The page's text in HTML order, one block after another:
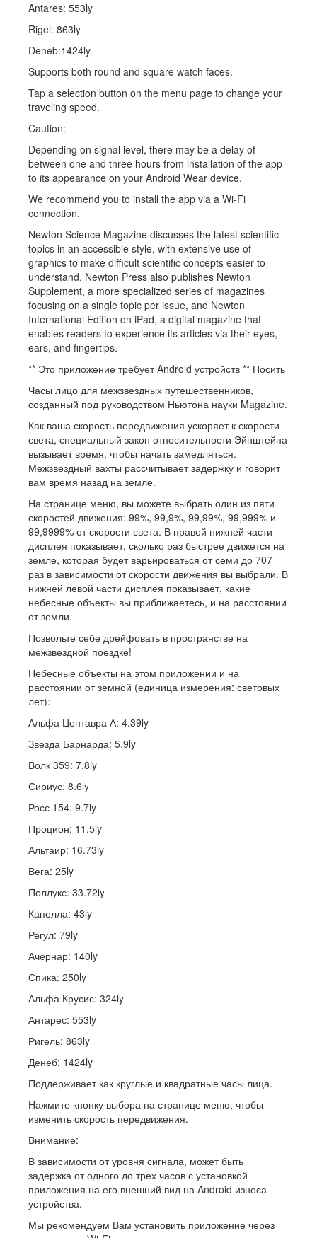
Antares: 553ly
Rigel: 863ly
Deneb:1424ly
Supports both round and square watch faces.
Tap a selection button on the menu page to change your
traveling speed.
Caution:
Depending on signal level, there may be a delay of
between one and three hours from installation of the app
to its appearance on your Android Wear device.
We recommend you to install the app via a Wi-Fi
connection.
Newton Science Magazine discusses the latest scientific
topics in an accessible style, with extensive use of
graphics to make difficult scientific concepts easier to
understand. Newton Press also publishes Newton
Supplement, a more specialized series of magazines
focusing on a single topic per issue, and Newton
International Edition on iPad, a digital magazine that
enables readers to experience its articles via their eyes,
ears, and fingertips.
** Это приложение требует Android устройств ** Носить
Часы лицо для межзвездных путешественников,
созданный под руководством Ньютона науки Magazine.
Как ваша скорость передвижения ускоряет к скорости
света, специальный закон относительности Эйнштейна
вызывает время, чтобы начать замедляться.
Межзвездный вахты рассчитывает задержку и говорит
вам время назад на земле.
На странице меню, вы можете выбрать один из пяти
скоростей движения: 99%, 99,9%, 99,99%, 99,999% и
99,9999% от скорости света. В правой нижней части
дисплея показывает, сколько раз быстрее движется на
земле, которая будет варьироваться от семи до 707
раз в зависимости от скорости движения вы выбрали. В
нижней левой части дисплея показывает, какие
небесные объекты вы приближаетесь, и на расстоянии
от земли.
Позвольте себе дрейфовать в пространстве на
межзвездной поездке!
Небесные объекты на этом приложении и на
расстоянии от земной (единица измерения: световых
лет):
Альфа Центавра А: 4.39ly
Звезда Барнарда: 5.9ly
Волк 359: 7.8ly
Сириус: 8.6ly
Росс 154: 9.7ly
Процион: 11.5ly
Альтаир: 16.73ly
Вега: 25ly
Поллукс: 33.72ly
Капелла: 43ly
Регул: 79ly
Ачернар: 140ly
Спика: 250ly
Альфа Крусис: 324ly
Антарес: ​​553ly
Ригель: 863ly
Денеб: 1424ly
Поддерживает как круглые и квадратные часы лица.
Нажмите кнопку выбора на странице меню, чтобы
изменить скорость передвижения.
Внимание:
В зависимости от уровня сигнала, может быть
задержка от одного до трех часов с установкой
приложения на его внешний вид на Android износа
устройства.
Мы рекомендуем Вам установить приложение через